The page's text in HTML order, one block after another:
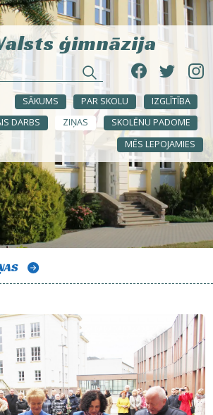
ģimnāzija
SĀKUMS PAR SKOLU
IZGLĪTĪBA
DARBS
ZIŅAS
SKOLĒNU PADOME
MĒS LEPOJAMIES